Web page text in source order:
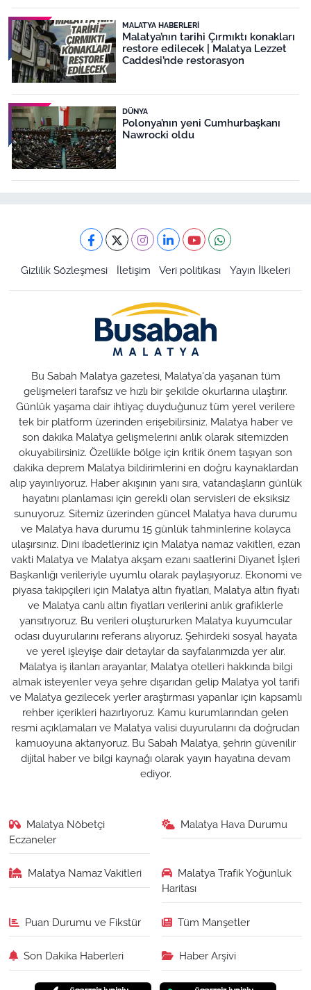
MALATYA HABERLERI
Malatya’nın tarihi Çırmıktı konakları
restore edilecek | Malatya Lezzet
Caddesi’nde restorasyon
DÜNYA
Polonya’nın yeni Cumhurbaşkanı
Nawrocki oldu
Gizlilik Sözleşmesi İletişim Veri politikası Yayın İlkeleri
Bu Sabah Malatya gazetesi, Malatya'da yaşanan tüm
gelişmeleri tarafsız ve hızlı bir şekilde okurlarına ulaştırır.
Günlük yaşama dair ihtiyaç duyduğunuz tüm yerel verilere
tek bir platform üzerinden erişebilirsiniz. Malatya haber ve
son dakika Malatya gelişmelerini anlık olarak sitemizden
okuyabilirsiniz. Özellikle bölge için kritik önem taşıyan son
dakika deprem Malatya bildirimlerini en doğru kaynaklardan
alıp yayınlıyoruz. Haber akışının yanı sıra, vatandaşların günlük
hayatını planlaması için gerekli olan servisleri de eksiksiz
sunuyoruz. Sitemiz üzerinden güncel Malatya hava durumu
ve Malatya hava durumu 15 günlük tahminlerine kolayca
ulaşırsınız. Dini ibadetleriniz için Malatya namaz vakitleri, ezan
vakti Malatya ve Malatya akşam ezanı saatlerini Diyanet İşleri
Başkanlığı verileriyle uyumlu olarak paylaşıyoruz. Ekonomi ve
piyasa takipçileri için Malatya altın fiyatları, Malatya altın fiyatı
ve Malatya canlı altın fiyatları verilerini anlık grafiklerle
yansıtıyoruz. Bu verileri oluştururken Malatya kuyumcular
odası duyurularını referans alıyoruz. Şehirdeki sosyal hayata
ve yerel işleyişe dair detaylar da sayfalarımızda yer alır.
Malatya iş ilanları arayanlar, Malatya otelleri hakkında bilgi
almak isteyenler veya şehre dışarıdan gelip Malatya yol tarifi
ve Malatya gezilecek yerler araştırması yapanlar için kapsamlı
rehber içerikleri hazırlıyoruz. Kamu kurumlarından gelen
resmi açıklamaları ve Malatya valisi duyurularını da doğrudan
kamuoyuna aktarıyoruz. Bu Sabah Malatya, şehrin güvenilir
dijital haber ve bilgi kaynağı olarak yayın hayatına devam
ediyor.
Malatya Nöbetçi
Eczaneler
Malatya Hava Durumu
Malatya Namaz Vakitleri
Malatya Trafik Yoğunluk
Haritası
Puan Durumu ve Fikstür Tüm Manşetler
Son Dakika Haberleri Haber Arşivi